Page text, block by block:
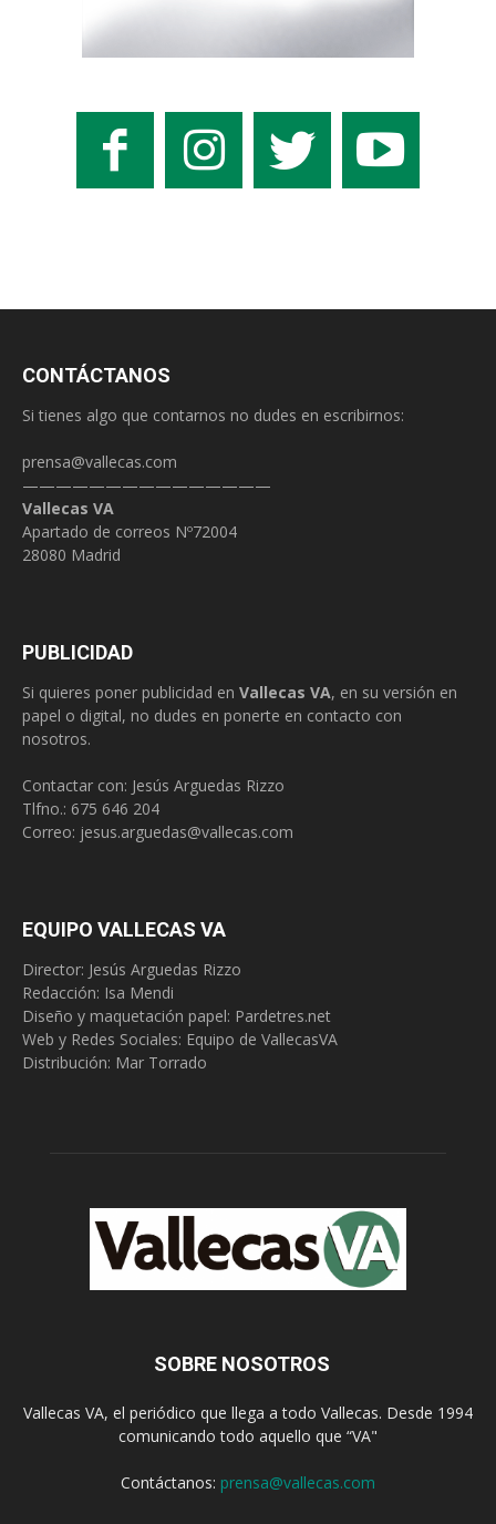
CONTÁCTANOS
Si tienes algo que contarnos no dudes en escribirnos:
prensa@vallecas.com
———————————————
Vallecas VA
Apartado de correos Nº72004
28080 Madrid
PUBLICIDAD
Si quieres poner publicidad en Vallecas VA, en su versión en
papel o digital, no dudes en ponerte en contacto con
nosotros.
Contactar con: Jesús Arguedas Rizzo
Tlfno.: 675 646 204
Correo: jesus.arguedas@vallecas.com
EQUIPO VALLECAS VA
Director: Jesús Arguedas Rizzo
Redacción: Isa Mendi
Diseño y maquetación papel: Pardetres.net
Web y Redes Sociales: Equipo de VallecasVA
Distribución: Mar Torrado
SOBRE NOSOTROS
Vallecas VA, el periódico que llega a todo Vallecas. Desde 1994
comunicando todo aquello que “VA"
Contáctanos: prensa@vallecas.com